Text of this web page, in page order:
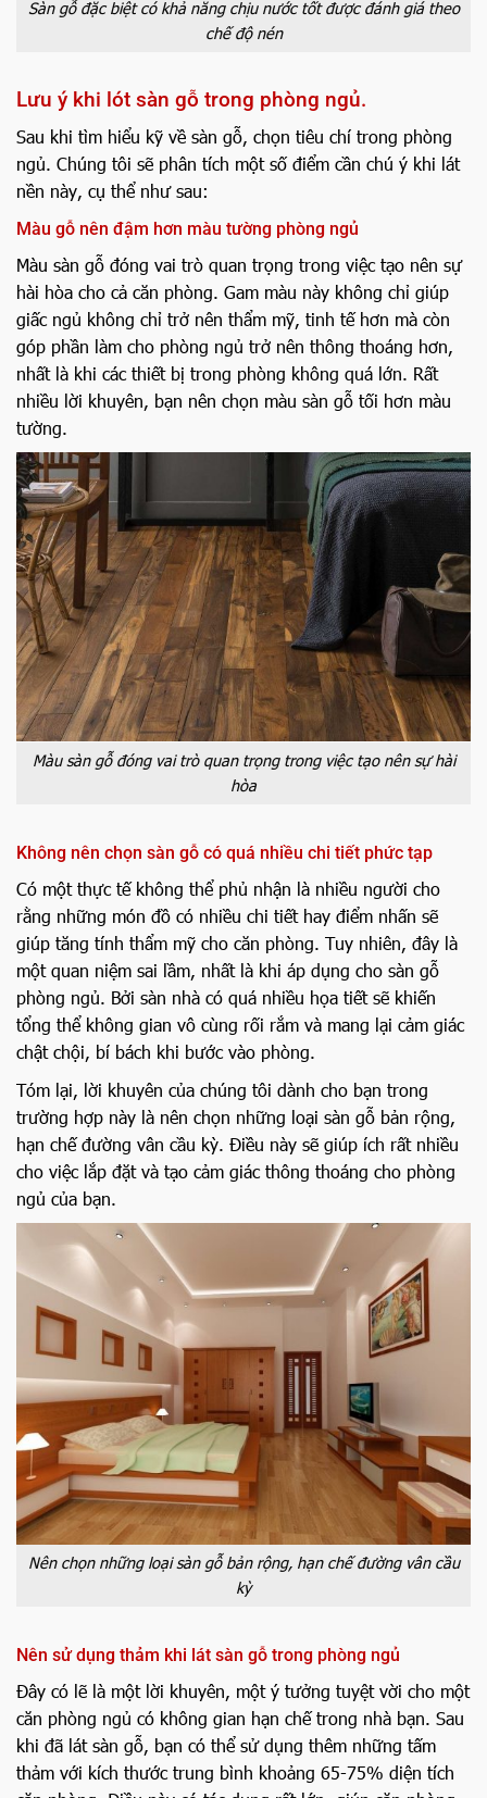
Sàn gỗ đặc biệt có khả năng chịu nước tốt được đánh giá theo
chế độ nén
Lưu ý khi lót sàn gỗ trong phòng ngủ.
Sau khi tìm hiểu kỹ về sàn gỗ, chọn tiêu chí trong phòng
ngủ. Chúng tôi sẽ phân tích một số điểm cần chú ý khi lát
nền này, cụ thể như sau:
Màu gỗ nên đậm hơn màu tường phòng ngủ
Màu sàn gỗ đóng vai trò quan trọng trong việc tạo nên sự
hài hòa cho cả căn phòng. Gam màu này không chỉ giúp
giấc ngủ không chỉ trở nên thẩm mỹ, tinh tế hơn mà còn
góp phần làm cho phòng ngủ trở nên thông thoáng hơn,
nhất là khi các thiết bị trong phòng không quá lớn. Rất
nhiều lời khuyên, bạn nên chọn màu sàn gỗ tối hơn màu
tường.
Màu sàn gỗ đóng vai trò quan trọng trong việc tạo nên sự hài
hòa
Không nên chọn sàn gỗ có quá nhiều chi tiết phức tạp
Có một thực tế không thể phủ nhận là nhiều người cho
rằng những món đồ có nhiều chi tiết hay điểm nhấn sẽ
giúp tăng tính thẩm mỹ cho căn phòng. Tuy nhiên, đây là
một quan niệm sai lầm, nhất là khi áp dụng cho sàn gỗ
phòng ngủ. Bởi sàn nhà có quá nhiều họa tiết sẽ khiến
tổng thể không gian vô cùng rối rắm và mang lại cảm giác
chật chội, bí bách khi bước vào phòng.
Tóm lại, lời khuyên của chúng tôi dành cho bạn trong
trường hợp này là nên chọn những loại sàn gỗ bản rộng,
hạn chế đường vân cầu kỳ. Điều này sẽ giúp ích rất nhiều
cho việc lắp đặt và tạo cảm giác thông thoáng cho phòng
ngủ của bạn.
Nên chọn những loại sàn gỗ bản rộng, hạn chế đường vân cầu
kỳ
Nên sử dụng thảm khi lát sàn gỗ trong phòng ngủ
Đây có lẽ là một lời khuyên, một ý tưởng tuyệt vời cho một
căn phòng ngủ có không gian hạn chế trong nhà bạn. Sau
khi đã lát sàn gỗ, bạn có thể sử dụng thêm những tấm
thảm với kích thước trung bình khoảng 65-75% diện tích